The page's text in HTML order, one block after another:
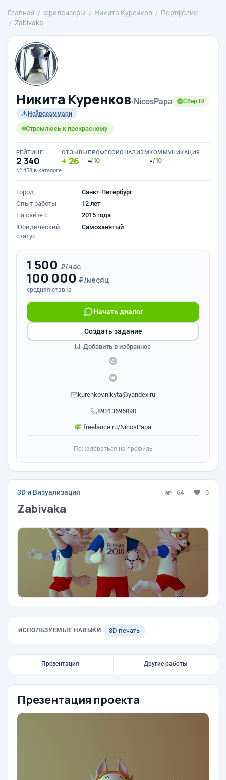
Главная Фрилансеры Никита Куренков
Портфолио
Zabivaka
Никита Куренков›NicosPapa
Сбер ID
Нейросаммари
Стремлюсь к прекрасному
РЕЙТИНГ
2 340
№ 458 в каталоге
ОТЗЫВЫ
26
ПРОФЕССИОНАЛИЗМ
-/10
КОММУНИКАЦИЯ
-/10
Город
Санкт-Петербург
Опыт работы
12 лет
На сайте с
2015 года
Юридический
статус
Самозанятый
1 500 ₽/час
100 000 ₽/месяц
средняя ставка
89313696090
Начать диалог
kurenkov.nikyta@yandex.ru
freelance.ru/NicosPapa
Создать задание
Добавить в избранное
Пожаловаться на профиль
3D и Визуализация 64 0
Zabivaka
ИСПОЛЬЗУЕМЫЕ НАВЫКИ 3D печать
Презентация Другие работы
Презентация проекта